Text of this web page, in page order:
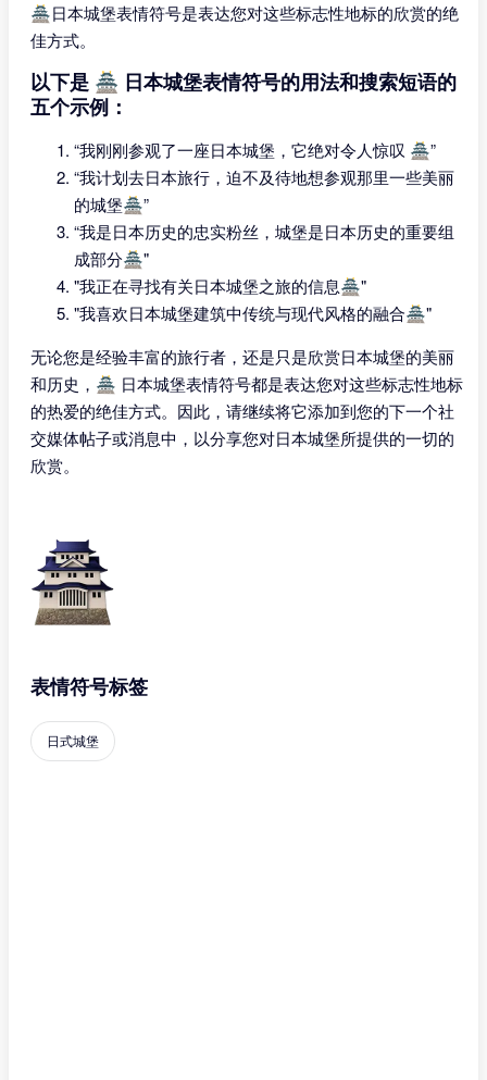
🏯日本城堡表情符号是表达您对这些标志性地标的欣赏的绝
佳方式。
以下是 🏯 日本城堡表情符号的用法和搜索短语的
五个示例：
“我刚刚参观了一座日本城堡，它绝对令人惊叹 🏯”
“我计划去日本旅行，迫不及待地想参观那里一些美丽
的城堡🏯”
“我是日本历史的忠实粉丝，城堡是日本历史的重要组
成部分🏯"
"我正在寻找有关日本城堡之旅的信息🏯"
"我喜欢日本城堡建筑中传统与现代风格的融合🏯"
无论您是经验丰富的旅行者，还是只是欣赏日本城堡的美丽
和历史，🏯 日本城堡表情符号都是表达您对这些标志性地标
的热爱的绝佳方式。因此，请继续将它添加到您的下一个社
交媒体帖子或消息中，以分享您对日本城堡所提供的一切的
欣赏。
表情符号标签
日式城堡